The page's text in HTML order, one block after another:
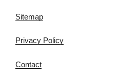
Sitemap
Privacy Policy
Contact